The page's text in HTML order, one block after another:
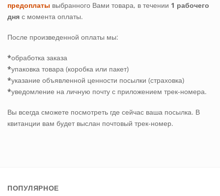
предоплаты выбранного Вами товара, в течении 1 рабочего
дня с момента оплаты.
После произведенной оплаты мы:
*обработка заказа
*упаковка товара (коробка или пакет)
*указание объявленной ценности посылки (страховка)
*уведомление на личную почту с приложением трек-номера.
Вы всегда сможете посмотреть где сейчас ваша посылка. В
квитанции вам будет выслан почтовый трек-номер.
ПОПУЛЯРНОЕ